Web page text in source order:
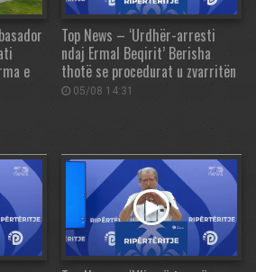
e
Top News – ‘Urdhër-arresti
ndaj Ermal Beqirit’ Berisha
thotë se procedurat u zvarritën
05/08 14:31